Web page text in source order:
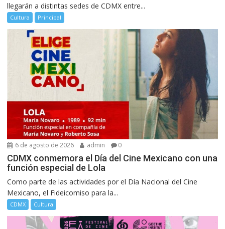
llegarán a distintas sedes de CDMX entre...
Cultura Principal
6 de agosto de 2026 admin 0
CDMX conmemora el Día del Cine Mexicano con una
función especial de Lola
Como parte de las actividades por el Día Nacional del Cine
Mexicano, el Fideicomiso para la...
CDMX Cultura